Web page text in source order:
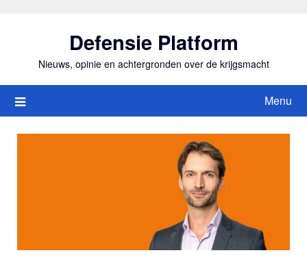
Defensie Platform
Nieuws, opinie en achtergronden over de krijgsmacht
Menu